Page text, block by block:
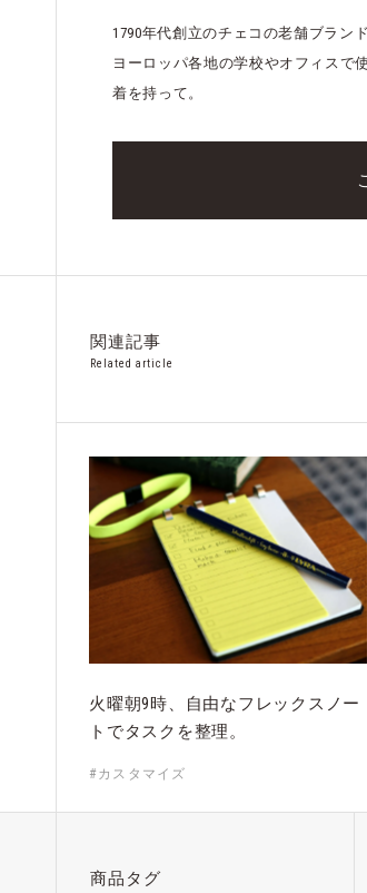
1790年代創立のチェコの老舗ブラン
ヨーロッパ各地の学校やオフィスで
着を持って。
関連記事
Related article
火曜朝9時、自由なフレックスノー
トでタスクを整理。
#カスタマイズ
商品タグ